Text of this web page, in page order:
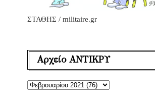
ΣΤΑΘΗΣ / militaire.gr
Αρχείο ΑΝΤΙΚΡΥ